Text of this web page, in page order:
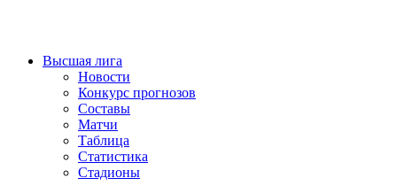
Высшая лига
Новости
Конкурс прогнозов
Составы
Матчи
Таблица
Статистика
Стадионы